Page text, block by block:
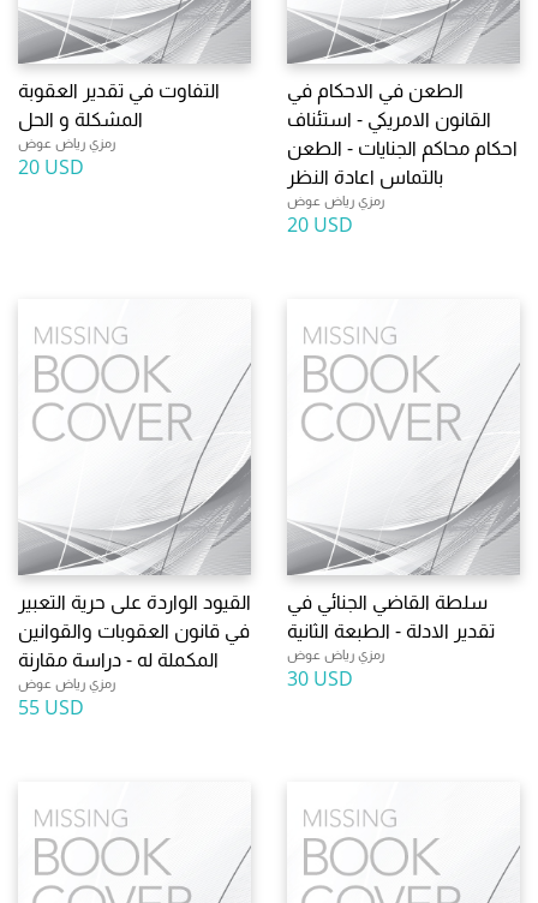
التفاوت في تقدير العقوبة
المشكلة و الحل
رمزي رياض عوض
20 USD
الطعن في الاحكام في
القانون الامريكي - استئناف
احكام محاكم الجنايات - الطعن
بالتماس اعادة النظر
رمزي رياض عوض
20 USD
القيود الواردة على حرية التعبير
في قانون العقوبات والقوانين
المكملة له - دراسة مقارنة
رمزي رياض عوض
55 USD
سلطة القاضي الجنائي في
تقدير الادلة - الطبعة الثانية
رمزي رياض عوض
30 USD